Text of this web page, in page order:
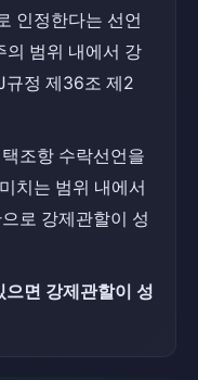
인정한다는 선언
의 범위 내에서 강
규정 제36조 제2
조항 수락선언을
치는 범위 내에서
로 강제관할이 성
면 강제관할이 성